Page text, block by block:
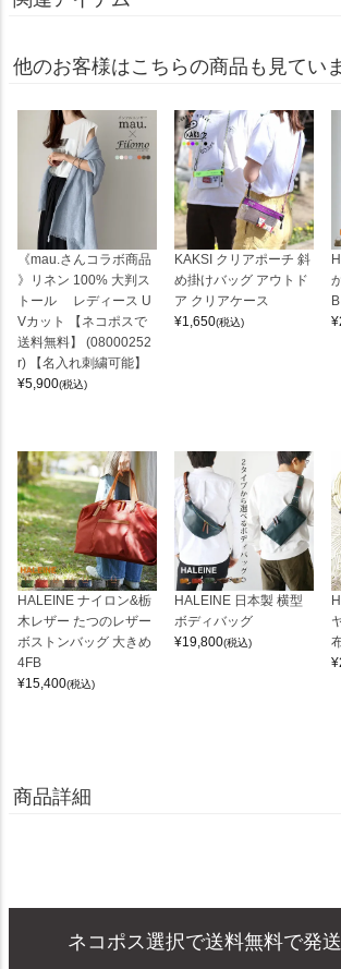
他のお客様はこちらの商品も見てい
《mau.さんコラボ商品
》リネン 100% 大判ス
トール レディース U
Vカット 【ネコポスで
送料無料】 (08000252
r) 【名入れ刺繍可能】
¥5,900(税込)
KAKSI クリアポーチ 斜
め掛けバッグ アウトド
ア クリアケース
¥1,650(税込)
B
¥
HALEINE ナイロン&栃
木レザー たつのレザー
ボストンバッグ 大きめ
4FB
¥15,400(税込)
HALEINE 日本製 横型
ボディバッグ
¥19,800(税込)
¥
商品詳細
ネコポス選択で送料無料で発送